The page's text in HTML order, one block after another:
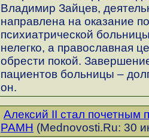
Владимир Зайцев,
направлена на оказание
психиатрической
нелегко, а православная
обрести покой.
пациентов больницы –
он.
Алексий II стал
РАМН (Mednovosti.Ru: 30